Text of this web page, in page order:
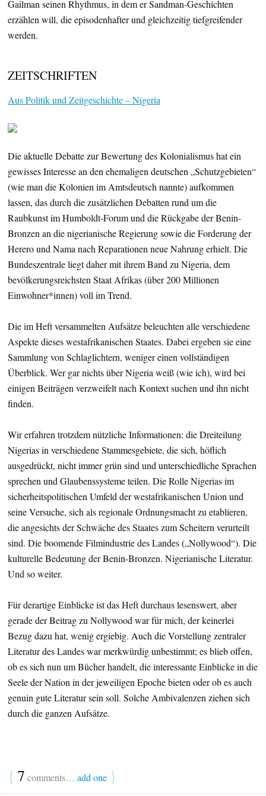
Gailman seinen Rhythmus, in dem er Sandman-Geschichten
erzählen will, die episodenhafter und gleichzeitig tiefgreifender
werden.
ZEITSCHRIFTEN
Aus Politik und Zeitgeschichte – Nigeria
Die aktuelle Debatte zur Bewertung des Kolonialismus hat ein
gewisses Interesse an den ehemaligen deutschen „Schutzgebieten“
(wie man die Kolonien im Amtsdeutsch nannte) aufkommen
lassen, das durch die zusätzlichen Debatten rund um die
Raubkunst im Humboldt-Forum und die Rückgabe der Benin-
Bronzen an die nigerianische Regierung sowie die Forderung der
Herero und Nama nach Reparationen neue Nahrung erhielt. Die
Bundeszentrale liegt daher mit ihrem Band zu Nigeria, dem
bevölkerungsreichsten Staat Afrikas (über 200 Millionen
Einwohner*innen) voll im Trend.
Die im Heft versammelten Aufsätze beleuchten alle verschiedene
Aspekte dieses westafrikanischen Staates. Dabei ergeben sie eine
Sammlung von Schlaglichtern, weniger einen vollständigen
Überblick. Wer gar nichts über Nigeria weiß (wie ich), wird bei
einigen Beiträgen verzweifelt nach Kontext suchen und ihn nicht
finden.
Wir erfahren trotzdem nützliche Informationen: die Dreiteilung
Nigerias in verschiedene Stammesgebiete, die sich, höflich
ausgedrückt, nicht immer grün sind und unterschiedliche Sprachen
sprechen und Glaubenssysteme teilen. Die Rolle Nigerias im
sicherheitspolitischen Umfeld der westafrikanischen Union und
seine Versuche, sich als regionale Ordnungsmacht zu etablieren,
die angesichts der Schwäche des Staates zum Scheitern verurteilt
sind. Die boomende Filmindustrie des Landes („Nollywood“). Die
kulturelle Bedeutung der Benin-Bronzen. Nigerianische Literatur.
Und so weiter.
Für derartige Einblicke ist das Heft durchaus lesenswert, aber
gerade der Beitrag zu Nollywood war für mich, der keinerlei
Bezug dazu hat, wenig ergiebig. Auch die Vorstellung zentraler
Literatur des Landes war merkwürdig unbestimmt; es blieb offen,
ob es sich nun um Bücher handelt, die interessante Einblicke in die
Seele der Nation in der jeweiligen Epoche bieten oder ob es auch
genuin gute Literatur sein soll. Solche Ambivalenzen ziehen sich
durch die ganzen Aufsätze.
{ 7 comments… add one }